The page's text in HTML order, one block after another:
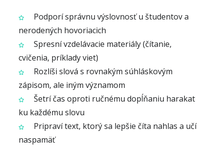
Podporí správnu výslovnosť u študentov a
nerodených hovoriacich
Spresní vzdelávacie materiály (čítanie,
cvičenia, príklady viet)
Rozlíši slová s rovnakým súhláskovým
zápisom, ale iným významom
Šetrí čas oproti ručnému dopĺňaniu harakat
ku každému slovu
Pripraví text, ktorý sa lepšie číta nahlas a učí
naspamäť